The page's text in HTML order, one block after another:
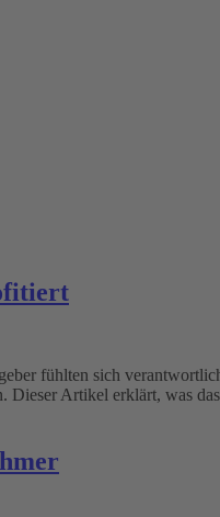
fühlten sich
Artikel erklärt, was